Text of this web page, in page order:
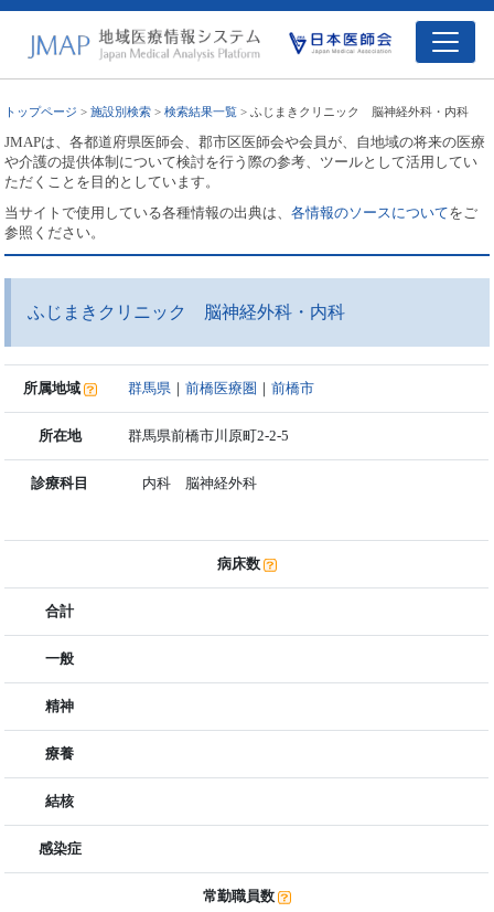
トップページ >施設別検索 >検索結果一覧 > ふじまきクリニック 脳神経外科・内科
JMAPは、各都道府県医師会、郡市区医師会や会員が、自地域の将来の医療
や介護の提供体制について検討を行う際の参考、ツールとして活用してい
ただくことを目的としています。
当サイトで使用している各種情報の出典は、各情報のソースについてをご
参照ください。
ふじまきクリニック 脳神経外科・内科
所属地域 群馬県 ｜前橋医療圏 ｜前橋市
所在地 群馬県前橋市川原町2-2-5
診療科目 内科 脳神経外科
病床数
合計
一般
精神
療養
結核
感染症
常勤職員数